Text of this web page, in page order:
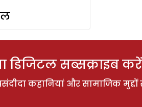
डिजिटल सब्सक्राइब करें
कहानियां और सामाजिक